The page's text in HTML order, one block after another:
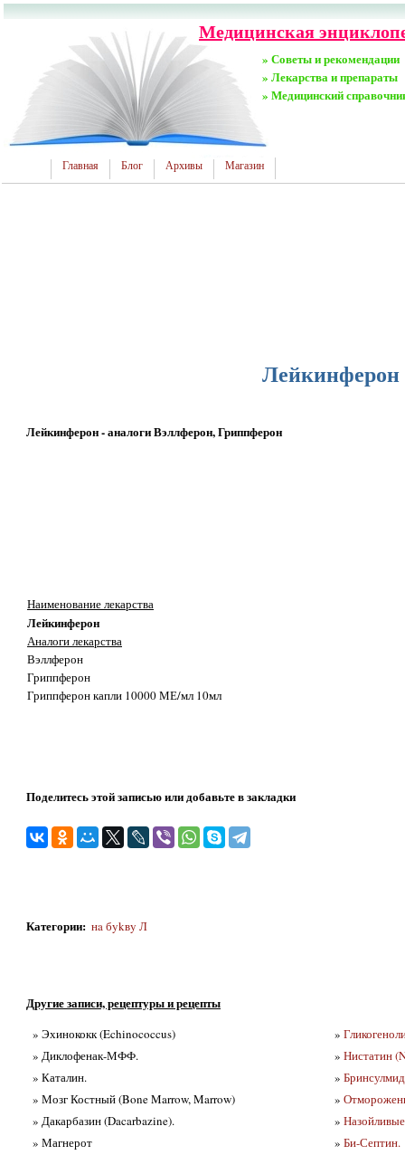
Медицинская
» Советы и рекомендации
» Лекарства и препараты
» Медицинский
Главная Блог Архивы Магазин
Лейкинферон
Лейкинферон - аналоги Вэллферон, Гриппферон
Наименование лекарства
Лейкинферон
Аналоги лекарства
Вэллферон
Гриппферон
Гриппферон капли 10000 МЕ/мл 10мл
Поделитесь этой записью или добавьте в закладки
Категории: нa бykвy Л
Другие записи, рецептуры и рецепты
» Эхинококк (Echinococcus)
» Диклофенак-МФФ.
» Каталин.
» Мозг Костный (Bone Marrow, Marrow)
» Дакарбазин (Dacarbazine).
» Магнерот
»
» Нистатин
»
»
»
» Би-Септин.